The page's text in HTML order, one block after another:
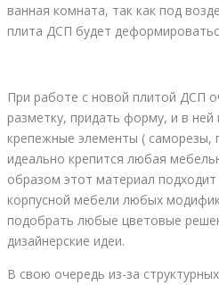
ванная комната, так как под
плита ДСП будет
При работе с новой плитой ДСП
разметку, придать форму, и в
крепежные элементы ( саморезы,
идеально крепится любая
образом этот материал подходит
корпусной мебели любых
подобрать любые цветовые
дизайнерские идеи.
В свою очередь из-за